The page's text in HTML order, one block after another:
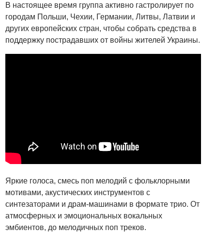
В настоящее время группа активно гастролирует по
городам Польши, Чехии, Германии, Литвы, Латвии и
других европейских стран, чтобы собрать средства в
поддержку пострадавших от войны жителей Украины.
Яркие голоса, смесь поп мелодий с фольклорными
мотивами, акустических инструментов с
синтезаторами и драм-машинами в формате трио. От
атмосферных и эмоциональных вокальных
эмбиентов, до мелодичных поп треков.